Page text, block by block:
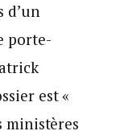
d’un
porte-
est «
ministères